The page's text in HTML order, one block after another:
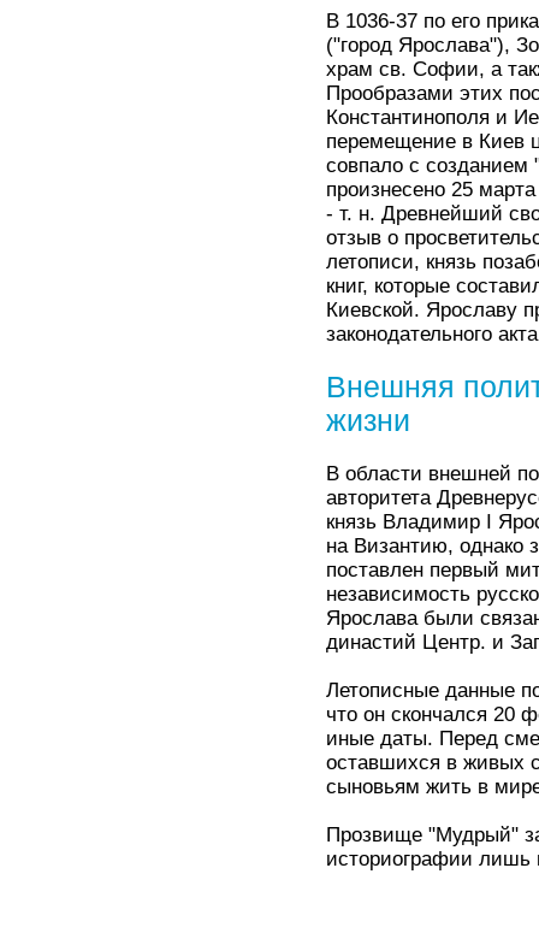
В 1036-37 по его
("город Ярослава"),
храм св. Софии, а
Прообразами этих
Константинополя и
перемещение в Киев
совпало с созданием
произнесено 25
- т. н. Древнейший
отзыв о
летописи, князь
книг, которые
Киевской. Ярославу
законодательного
Внешняя
жизни
В области внешней
авторитета
князь Владимир I
на Византию, однако
поставлен первый
независимость
Ярослава были
династий Центр. и
Летописные данные
что он скончался 20
иные даты. Перед
оставшихся в живых
сыновьям жить в
Прозвище "Мудрый"
историографии лишь